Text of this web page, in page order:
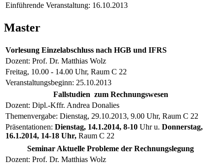
Einführende Veranstaltung: 16.10.2013
Master
Vorlesung Einzelabschluss nach HGB und IFRS
Dozent: Prof. Dr. Matthias Wolz
Freitag, 10.00 - 14.00 Uhr, Raum C 22
Veranstaltungsbeginn: 25.10.2013
Fallstudien zum Rechnungswesen
Dozent: Dipl.-Kffr. Andrea Donalies
Themenvergabe: Dienstag, 29.10.2013, 9.00 Uhr, Raum C 22
Präsentationen: Dienstag, 14.1.2014, 8-10 Uhr u. Donnerstag,
16.1.2014, 14-18 Uhr, Raum C 22
Seminar Aktuelle Probleme der Rechnungslegung
Dozent: Prof. Dr. Matthias Wolz